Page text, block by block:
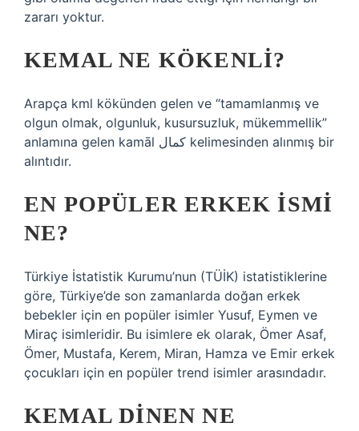
zararı yoktur.
KEMAL NE KÖKENLI?
Arapça kml kökünden gelen ve “tamamlanmış ve
olgun olmak, olgunluk, kusursuzluk, mükemmellik”
anlamına gelen kamāl كمال kelimesinden alınmış bir
alıntıdır.
EN POPÜLER ERKEK ISMI
NE?
Türkiye İstatistik Kurumu’nun (TÜİK) istatistiklerine
göre, Türkiye’de son zamanlarda doğan erkek
bebekler için en popüler isimler Yusuf, Eymen ve
Miraç isimleridir. Bu isimlere ek olarak, Ömer Asaf,
Ömer, Mustafa, Kerem, Miran, Hamza ve Emir erkek
çocukları için en popüler trend isimler arasındadır.
KEMAL DINEN NE